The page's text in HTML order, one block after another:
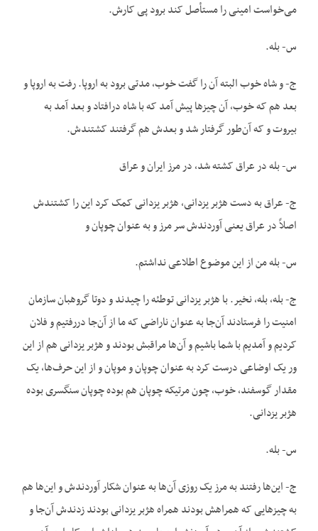
می‌خواست امینی را مستأصل کند برود پی کارش.
س- بله.
ج- و شاه خوب البته آن را گفت خوب، مدتی برود به اروپا. رفت به اروپا و
بعد هم که خوب، آن چیزها پیش آمد که با شاه درافتاد و بعد آمد به
بیروت و که آن‌طور گرفتار شد و بعدش هم گرفتند کشتندش.
س- بله در عراق کشته شد، در مرز ایران و عراق
ج- عراق به دست هژبر یزدانی، هژبر یزدانی کمک کرد این را کشتندش
اصلاً در عراق یعنی آوردندش سر مرز و به عنوان چوپان و
س- بله من از این موضوع اطلاعی نداشتم.
ج- بله، بله، نخیر. با هژبر یزدانی توطئه را چیدند و دوتا گروهبان سازمان
امنیت را فرستادند آن‌جا به عنوان ناراضی که ما از آن‌جا دررفتیم و فلان
کردیم و آمدیم با شما باشیم و آن‌ها مراقبش بودند و هژبر یزدانی هم از این
ور یک اوضاعی درست کرد به عنوان چوپان و موپان و از این حرف‌ها، یک
مقدار گوسفند، خوب، چون مرتیکه چوپان هم بوده چوپان سنگسری بوده
هژبر یزدانی.
س- بله.
ج- این‌ها رفتند به مرز یک روزی آن‌ها به عنوان شکار آوردندش و این‌ها هم
به چیزهایی که همراهش بودند همراه هژبر یزدانی بودند زدندش آن‌جا و